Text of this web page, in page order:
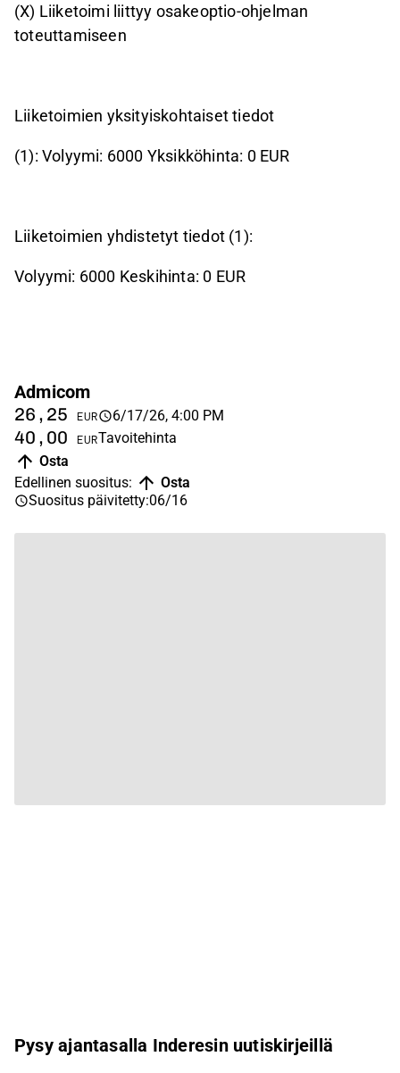
(X) Liiketoimi liittyy osakeoptio-ohjelman
toteuttamiseen
Liiketoimien yksityiskohtaiset tiedot
(1): Volyymi: 6000 Yksikköhinta: 0 EUR
Liiketoimien yhdistetyt tiedot (1):
Volyymi: 6000 Keskihinta: 0 EUR
Admicom
26,25 EUR 6/17/26, 4:00 PM
40,00 EURTavoitehinta
Osta
Edellinen suositus:
Osta
Suositus päivitetty:06/16
Pysy ajantasalla Inderesin uutiskirjeillä